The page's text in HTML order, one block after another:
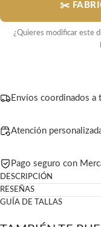
✂️
¿Quieres modificar este
Envíos coordinados a
Atención
Pago seguro con
DESCRIPCIÓN
RESEÑAS
GUÍA DE TALLAS